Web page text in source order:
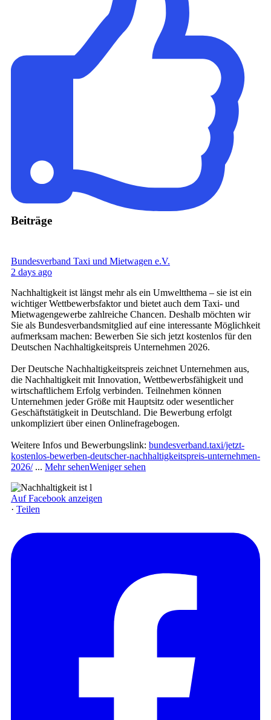
Beiträge
Bundesverband Taxi und Mietwagen e.V.
2 days ago
Nachhaltigkeit ist längst mehr als ein Umweltthema – sie ist ein
wichtiger Wettbewerbsfaktor und bietet auch dem Taxi- und
Mietwagengewerbe zahlreiche Chancen. Deshalb möchten wir
Sie als Bundesverbandsmitglied auf eine interessante Möglichkeit
aufmerksam machen: Bewerben Sie sich jetzt kostenlos für den
Deutschen Nachhaltigkeitspreis Unternehmen 2026.
Der Deutsche Nachhaltigkeitspreis zeichnet Unternehmen aus,
die Nachhaltigkeit mit Innovation, Wettbewerbsfähigkeit und
wirtschaftlichem Erfolg verbinden. Teilnehmen können
Unternehmen jeder Größe mit Hauptsitz oder wesentlicher
Geschäftstätigkeit in Deutschland. Die Bewerbung erfolgt
unkompliziert über einen Onlinefragebogen.
Weitere Infos und Bewerbungslink: bundesverband.taxi/jetzt-
kostenlos-bewerben-deutscher-nachhaltigkeitspreis-unternehmen-
2026/ ... Mehr sehenWeniger sehen
Auf Facebook anzeigen
· Teilen